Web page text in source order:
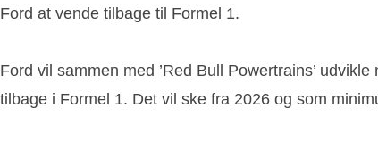
Ford at vende tilbage til Formel 1.
Ford vil sammen med ’Red Bull Powertrains’
tilbage i Formel 1. Det vil ske fra 2026 og som